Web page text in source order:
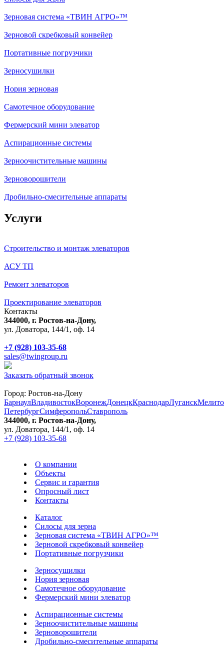
Зерновая система «ТВИН АГРО»™
Зерновой скребковый конвейер
Портативные погрузчики
Зерносушилки
Нория зерновая
Самотечное оборудование
Фермерский мини элеватор
Аспирационные системы
Зерноочистительные машины
Зерноворошители
Дробильно-смесительные аппараты
Услуги
Строительство и монтаж элеваторов
АСУ ТП
Ремонт элеваторов
Проектирование элеваторов
Контакты
344000, г. Ростов-на-Дону,
ул. Доватора, 144/1, оф. 14
+7 (928) 103-35-68
sales@twingroup.ru
Заказать обратный звонок
Город: Ростов-на-Дону
БарнаулВладивостокВоронежДонецкКраснодарЛуганск
ПетербургСимферопольСтаврополь
344000, г. Ростов-на-Дону,
ул. Доватора, 144/1, оф. 14
+7 (928) 103-35-68
О компании
Объекты
Сервис и гарантия
Опросный лист
Контакты
Каталог
Силосы для зерна
Зерновая система «ТВИН АГРО»™
Зерновой скребковый конвейер
Портативные погрузчики
Зерносушилки
Нория зерновая
Самотечное оборудование
Фермерский мини элеватор
Аспирационные системы
Зерноочистительные машины
Зерноворошители
Дробильно-смесительные аппараты